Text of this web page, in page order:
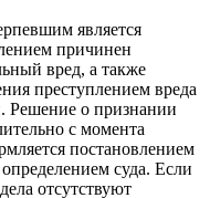
является
причинен
вред, а также
преступлением вреда
Решение о признании
с момента
постановлением
суда. Если
отсутствуют